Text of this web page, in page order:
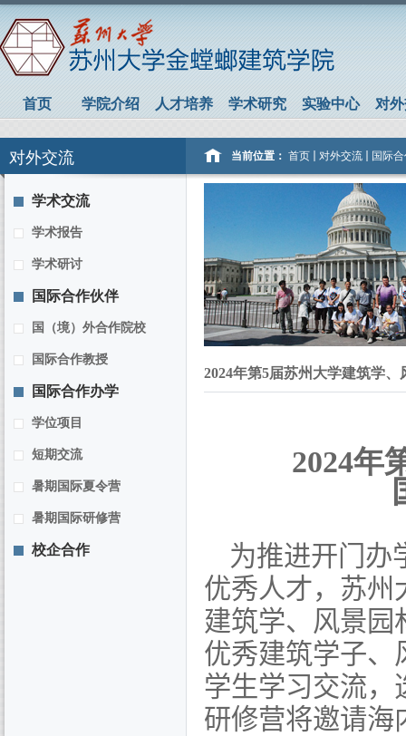
首页 学院介绍 人才培养 学术研究 实验中心 对
对外交流
学术交流
学术报告
学术研讨
国际合作伙伴
国（境）外合作院校
国际合作教授
国际合作办学
学位项目
短期交流
暑期国际夏令营
暑期国际研修营
校企合作
当前位置： 首页 对外交流 国际
2024年第5届苏州大学建筑学
2024年
为推进开门办
优秀人才，苏州
建筑学、风景园
优秀建筑学子、
学生学习交流，
研修营将邀请海